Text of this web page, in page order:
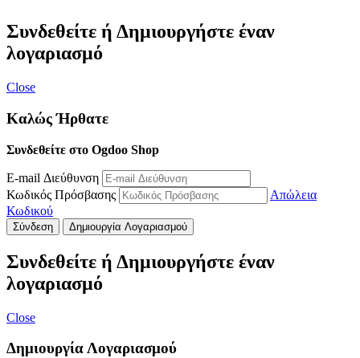
Συνδεθείτε ή Δημιουργήστε έναν
λογαριασμό
Close
Καλώς Ήρθατε
Συνδεθείτε στο Ogdoo Shop
E-mail Διεύθυνση
Κωδικός Πρόσβασης
Απώλεια
Κωδικού
Σύνδεση Δημιουργία Λογαριασμού
Συνδεθείτε ή Δημιουργήστε έναν
λογαριασμό
Close
Δημιουργία Λογαριασμού